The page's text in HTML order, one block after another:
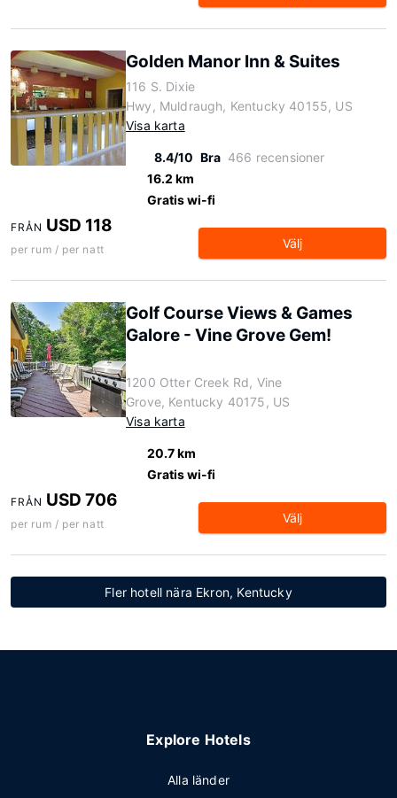
Golden Manor Inn & Suites
116 S. Dixie
Hwy, Muldraugh, Kentucky 40155, US
Visa karta
8.4/10 Bra 466 recensioner
16.2 km
Gratis wi-fi
FRÅN USD 118
per rum / per natt Välj
Golf Course Views & Games
Galore - Vine Grove Gem!
1200 Otter Creek Rd, Vine
Grove, Kentucky 40175, US
Visa karta
20.7 km
Gratis wi-fi
FRÅN USD 706
per rum / per natt Välj
Fler hotell nära Ekron, Kentucky
Explore Hotels
Alla länder